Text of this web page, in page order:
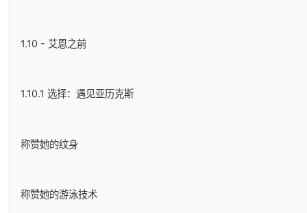
1.10 - 艾恩之前
1.10.1 选择：遇见亚历克斯
称赞她的纹身
称赞她的游泳技术